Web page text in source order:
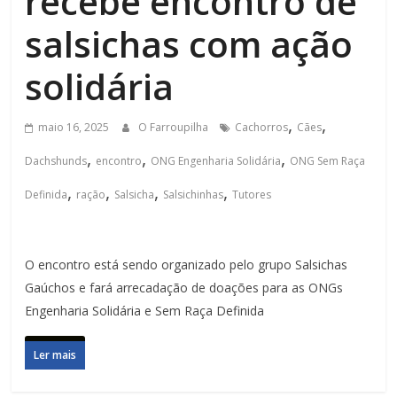
salsichas com ação
solidária
maio 16, 2025 O Farroupilha Cachorros, Cães,
Dachshunds, encontro, ONG Engenharia Solidária, ONG Sem Raça
Definida, ração, Salsicha, Salsichinhas,Tutores
O encontro está sendo organizado pelo grupo Salsichas
Gaúchos e fará arrecadação de doações para as ONGs
Engenharia Solidária e Sem Raça Definida
Ler mais